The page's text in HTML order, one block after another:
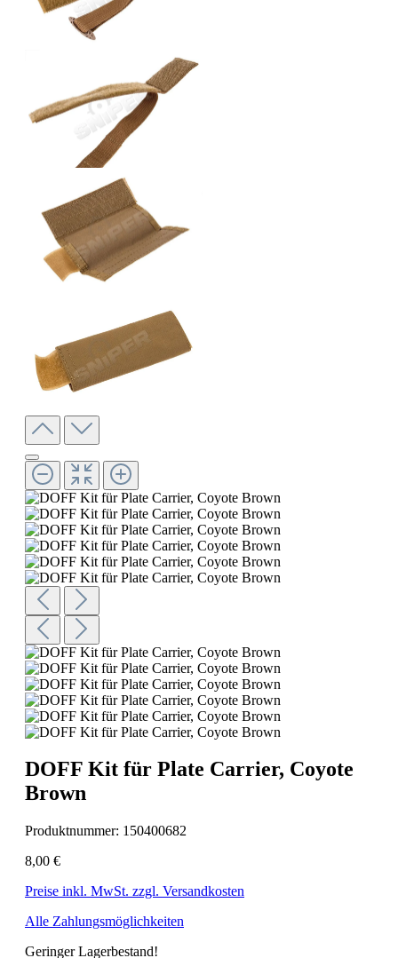
DOFF Kit für Plate Carrier, Coyote
Brown
Produktnummer: 150400682
8,00 €
Preise inkl. MwSt. zzgl. Versandkosten
Alle Zahlungsmöglichkeiten
Geringer Lagerbestand!